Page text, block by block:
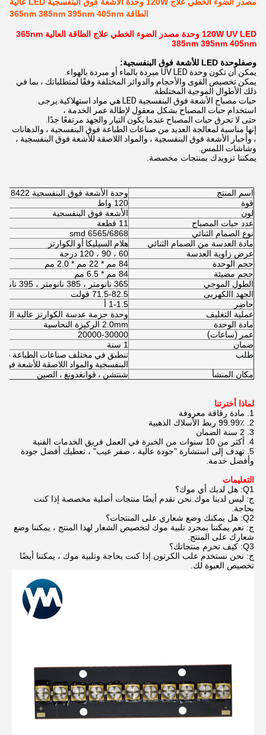
الطاقة 365nm 385nm 395nm 405nm
120W UV LED وحدة مصدر الضوء الخطي علاج الطاقة العالية 365nm
385nm 395nm 405nm
وصفلوحدة LED للأشعة فوق البنفسجية:
يمكن أن تكون وحدة UV LED مبردة بالماء أو مبردة بالهواء.
يمكن تخصيص القوى والأحجام والدوائر المختلفة وفقًا لمتطلباتك ، بما في
ذلك الأطوال الموجية المختلطة.
حبات مصباح الأشعة فوق البنفسجية LED هي مواد استهلاكية.يرجى
استخدام حبات المصباح بشكل معقول لإطالة عمر الخدمة ،
حتى لا تحرق حبات المصباح عندما يكون التيار والجهد مرتفعًا جدًا.
إنها مناسبة لمعالجة العديد من صناعات الطباعة فوق البنفسجية ، والدهانات
، وأحبار الأشعة فوق البنفسجية ، والمواد اللاصقة للأشعة فوق البنفسجية ،
وشاشات اللمس.
يمكننا تزويدك بمنتجات مخصصة.
اسم المنتج
وحدة الأشعة فوق البنفسجية LED 8422
قوة
120 واط
لون
الأشعة فوق البنفسجية
عدد حبات المصباح
11 قطعة
نوع الصمام الثنائي
6565/6868 smd
مادة العدسة من الصمام الثنائي
هلام السيليكا أو الكوارتز
عرض زاوية العدسة
60 ، 90 ، 120 درجة
حجم الوحدة
84 مم * 22 مم * 2.0 مم
حجم مضيئة
84 مم * 6.5 مم
الطول الموجي
365 نانومتر ، 385 نانومتر ، 395 نانومتر ، 405 نانومتر
الجهد االكهربى
71.5-82.5 فولت
حاضِر
1-1.5 أ
عملية التغليف
وحدة حزمة عدسة الكوارتز عالية
مادة الوحدة
2.0mm الركيزة النحاسية
عمر (ساعات)
20000-30000
ضمان
1 سنة
طلب
البنفسجية والمواد اللاصقة للأشعة
مكان المنشأ
شنتشن ، قوانغدونغ ، الصين
لماذا أخترتنا
1. مادة رقاقة معروفة
2. 99.99٪ ربط الأسلاك الذهبية
3. 2 سنة الضمان
4. أكثر من 10 سنوات من الخبرة في العمل فريق الخدمات الفنية
5. تهدف إلى استشارة "جودة عالية ، صفر عيب" ، تعطيك أفضل جودة
وأفضل خدمة.
التعليمات
Q1: هل لديك أي موك؟
ج: ليس لدينا موك.نحن نقدم أيضًا منتجات أصلية مخصصة إذا كنت
بحاجة.
Q2: هل يمكنك وضع شعاري على المنتجات؟
ج: نعم يمكننا بمجرد تلبية موك لتخصيص الشعار لهذا المنتج ، يمكننا وضع
شعارك على المنتج.
Q3: كيف تحزم منتجاتك؟
ج: نحن نستخدم علب الكرتون.إذا كنت بحاجة وتلبية موك ، يمكننا أيضًا
تخصيص العبوة لك.